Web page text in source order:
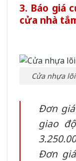
3. Báo giá
cửa nhà
Cửa nhựa
Đơn
giao
Đơn